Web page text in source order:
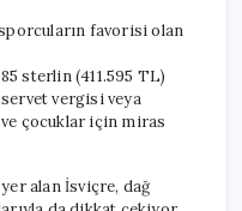
favorisi olan
sterlin (411.595 TL)
vergisi veya
çocuklar için miras
alan İsviçre, dağ